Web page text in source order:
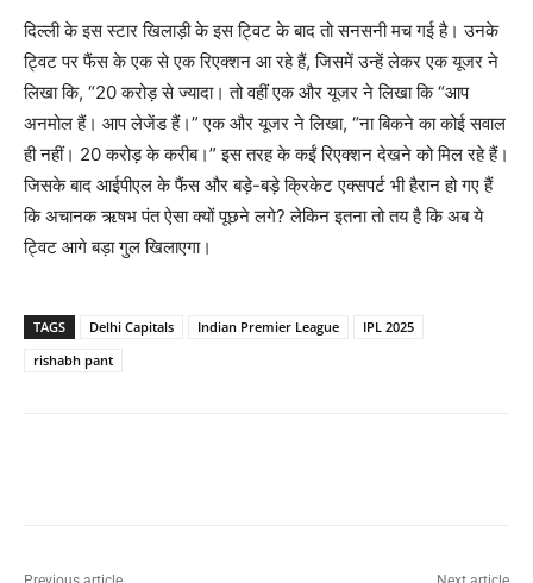
दिल्ली के इस स्टार खिलाड़ी के इस ट्विट के बाद तो सनसनी मच गई है। उनके
ट्विट पर फैंस के एक से एक रिएक्शन आ रहे हैं, जिसमें उन्हें लेकर एक यूजर ने
लिखा कि, “20 करोड़ से ज्यादा। तो वहीं एक और यूजर ने लिखा कि “आप
अनमोल हैं। आप लेजेंड हैं।” एक और यूजर ने लिखा, “ना बिकने का कोई सवाल
ही नहीं। 20 करोड़ के करीब।” इस तरह के कईं रिएक्शन देखने को मिल रहे हैं।
जिसके बाद आईपीएल के फैंस और बड़े-बड़े क्रिकेट एक्सपर्ट भी हैरान हो गए हैं
कि अचानक ऋषभ पंत ऐसा क्यों पूछने लगे? लेकिन इतना तो तय है कि अब ये
ट्विट आगे बड़ा गुल खिलाएगा।
TAGS Delhi Capitals Indian Premier League
IPL 2025
rishabh pant